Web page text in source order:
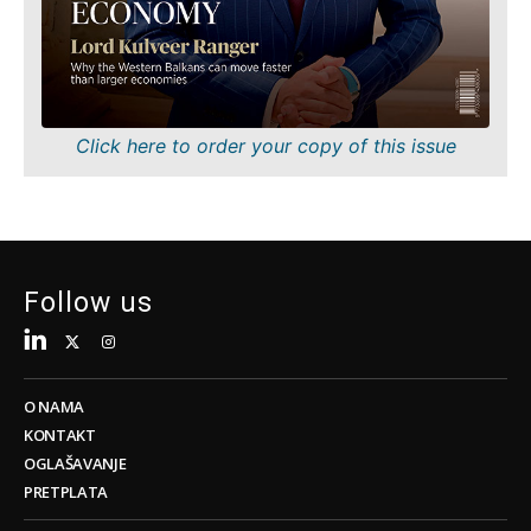
FMCG
Nauka
Rudarstvo
Maloprodaja
Održivost
Insights
Održivost
Tehnologija
Telekom
Transport
Trgovina
Insights
Intervju
Mišljenje
Svet
Discover
Click here to order your copy of this issue
Follow us
O NAMA
KONTAKT
OGLAŠAVANJE
PRETPLATA